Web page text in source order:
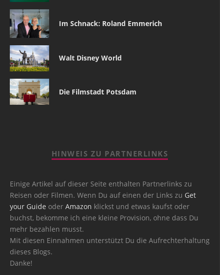
Im Schnack: Roland Emmerich
Walt Disney World
Die Filmstadt Potsdam
HINWEIS ZU PARTNERLINKS
Einige Artikel auf dieser Seite enthalten Partnerlinks zu
Reisen oder Filmen. Wenn Du auf einen der Links zu Get
your Guide oder Amazon klickst und etwas kaufst oder
buchst, bekomme ich eine kleine Provision, ohne dass Du
mehr bezahlen musst.
Mit diesen Einnahmen unterstützt Du die Aufrechterhaltung
dieses Blogs.
Danke!